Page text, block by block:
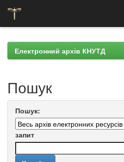
navigationЕлектронний архів КНУТД
Пошук
Пошук:
запит